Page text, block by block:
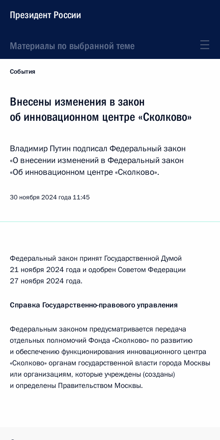
Президент России
Материалы по выбранной теме
События
Внесены изменения в закон
об инновационном центре «Сколково»
Владимир Путин подписал Федеральный закон
«О внесении изменений в Федеральный закон
«Об инновационном центре «Сколково».
30 ноября 2024 года 11:45
Федеральный закон принят Государственной Думой
21 ноября 2024 года и одобрен Советом Федерации
27 ноября 2024 года.
Справка Государственно-правового управления
Федеральным законом предусматривается передача
отдельных полномочий Фонда «Сколково» по развитию
и обеспечению функционирования инновационного центра
«Сколково» органам государственной власти города Москвы
или организациям, которые учреждены (созданы)
и определены Правительством Москвы.